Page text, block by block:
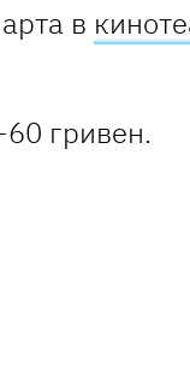
в
гривен.